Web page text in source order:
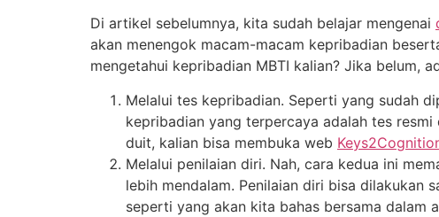
Di artikel sebelumnya, kita sudah belajar mengenai
akan menengok macam-macam kepribadian
mengetahui kepribadian MBTI kalian? Jika belum,
Melalui tes kepribadian. Seperti yang sudah
kepribadian yang terpercaya adalah tes resmi
duit, kalian bisa membuka web
Melalui penilaian diri. Nah, cara kedua ini
lebih mendalam. Penilaian diri bisa dilakukan
seperti yang akan kita bahas bersama dalam